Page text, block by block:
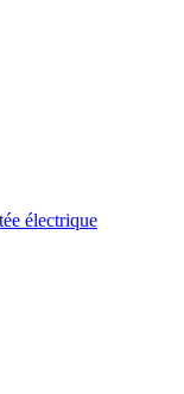
électrique